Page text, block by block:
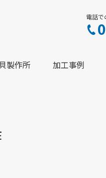
電話で
製作所 加工事例